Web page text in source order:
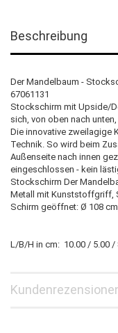
Beschreibung
Der Mandelbaum -
67061131
Stockschirm mit Upside/
sich, von oben nach
Die innovative zweilagige
Technik. So wird beim
Außenseite nach innen
eingeschlossen - kein
Stockschirm Der
Metall mit Kunststoffgriff,
Schirm geöffnet: Ø 108
L/B/H in cm: 10.00 / 5.00 /